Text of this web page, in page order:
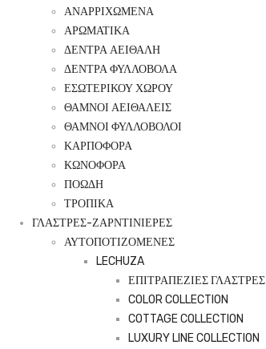
ΑΝΑΡΡΙΧΩΜΕΝΑ
ΑΡΩΜΑΤΙΚΑ
ΔΕΝΤΡΑ ΑΕΙΘΑΛΗ
ΔΕΝΤΡΑ ΦΥΛΛΟΒΟΛΑ
ΕΣΩΤΕΡΙΚΟΥ ΧΩΡΟΥ
ΘΑΜΝΟΙ ΑΕΙΘΑΛΕΙΣ
ΘΑΜΝΟΙ ΦΥΛΛΟΒΟΛΟΙ
ΚΑΡΠΟΦΟΡΑ
ΚΩΝΟΦΟΡΑ
ΠΟΩΔΗ
ΤΡΟΠΙΚΑ
ΓΛΑΣΤΡΕΣ-ΖΑΡΝΤΙΝΙΕΡΕΣ
ΑΥΤΟΠΟΤΙΖΟΜΕΝΕΣ
LECHUZA
ΕΠΙΤΡΑΠΕΖΙΕΣ ΓΛΑΣΤΡΕΣ
COLOR COLLECTION
COTTAGE COLLECTION
LUXURY LINE COLLECTION